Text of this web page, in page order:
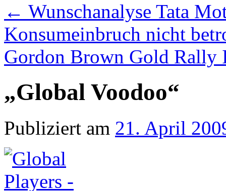
← Wunschanalyse Tata
Konsumeinbruch nicht
Gordon Brown Gold Rally
„Global Voodoo“
Publiziert am 21. April